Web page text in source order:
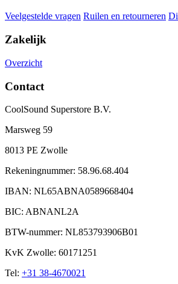
Veelgestelde vragen Ruilen en retourneren
Zakelijk
Overzicht
Contact
CoolSound Superstore B.V.
Marsweg 59
8013 PE Zwolle
Rekeningnummer: 58.96.68.404
IBAN: NL65ABNA0589668404
BIC: ABNANL2A
BTW-nummer: NL853793906B01
KvK Zwolle: 60171251
Tel: +31 38-4670021